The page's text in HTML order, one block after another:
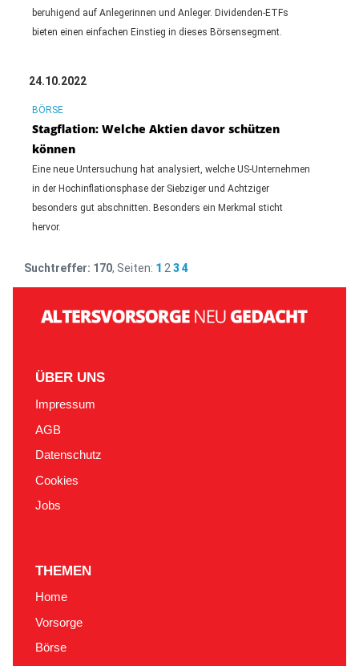
beruhigend auf Anlegerinnen und Anleger. Dividenden-ETFs
bieten einen einfachen Einstieg in dieses Börsensegment.
24.10.2022
BÖRSE
Stagflation: Welche Aktien davor schützen
können
Eine neue Untersuchung hat analysiert, welche US-Unternehmen
in der Hochinflationsphase der Siebziger und Achtziger
besonders gut abschnitten. Besonders ein Merkmal sticht
hervor.
Suchtreffer: 170, Seiten: 1 2 3 4
ÜBER UNS
Impressum
AGB
Datenschutz
Cookies
Jobs
THEMEN
Home
Vorsorge
Börse